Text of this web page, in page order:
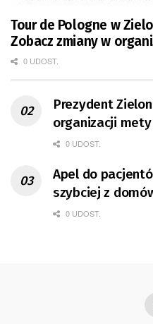
Tour de Pologne w
Zobacz zmiany w
0 UDOST.
Prezydent
organizacji
0 UDOST.
Apel do
szybciej z
0 UDOST.